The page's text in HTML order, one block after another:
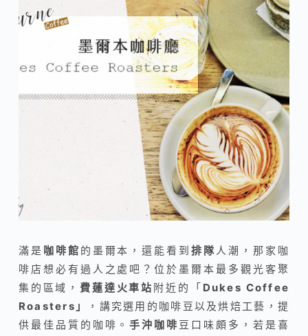
滿是 咖啡館 的墨爾本，還能看到排隊人潮，那家咖
啡店想必有過人之處吧？位於墨爾本最多觀光客聚
集的區域， 費蓮達火車站 附近的「 Dukes Coffee
Roasters」
，講究選用的咖啡豆以及烘焙工藝，提
供最佳品質的咖啡。手沖咖啡 豆口味頗多，若是喜